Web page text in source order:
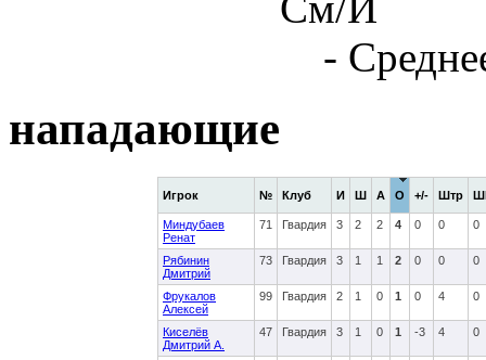
-
нападающие
Игрок № Клуб И Ш А О +/- Штр
Миндубаев
Ренат
71 Гвардия 3 2 2 4 0 0 0
Рябинин
Дмитрий
73 Гвардия 3 1 1 2 0 0 0
Фрукалов
Алексей
99 Гвардия 2 1 0 1 0 4 0
Киселёв
Дмитрий А.
47 Гвардия 3 1 0 1 -3 4 0